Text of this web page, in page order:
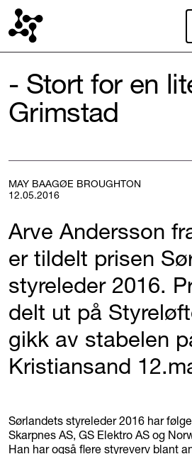
- Stort for en
Grimstad
MAY BAAGØE BROUGHTON
12.05.2016
Arve Andersson
er tildelt prisen
styreleder 2016.
delt ut på
gikk av stabelen
Kristiansand
Sørlandets styreleder 2016 har
Skarpnes AS, GS Elektro AS og
Han har også flere styreverv blant